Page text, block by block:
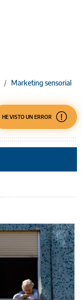
/ Marketing sensorial
HE VISTO UN ERROR